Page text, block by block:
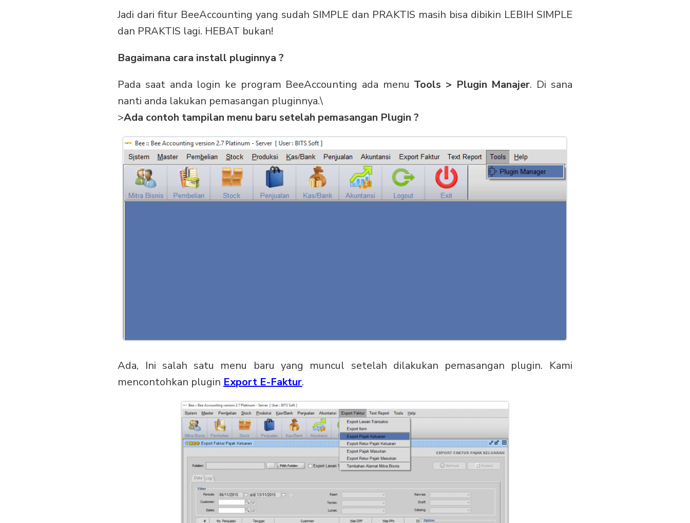
Jadi dari fitur BeeAccounting yang sudah SIMPLE dan PRAKTIS masih bisa dibikin LEBIH SIMPLE
dan PRAKTIS lagi. HEBAT bukan!
Bagaimana cara install pluginnya ?
Pada saat anda login ke program BeeAccounting ada menu Tools > Plugin Manajer. Di sana
nanti anda lakukan pemasangan pluginnya.\
>Ada contoh tampilan menu baru setelah pemasangan Plugin ?
Ada, Ini salah satu menu baru yang muncul setelah dilakukan pemasangan plugin. Kami
mencontohkan plugin Export E-Faktur.